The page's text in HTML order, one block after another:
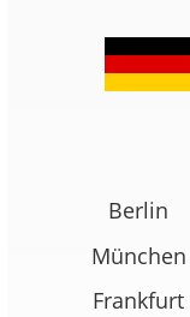
Berlin
München
Frankfurt